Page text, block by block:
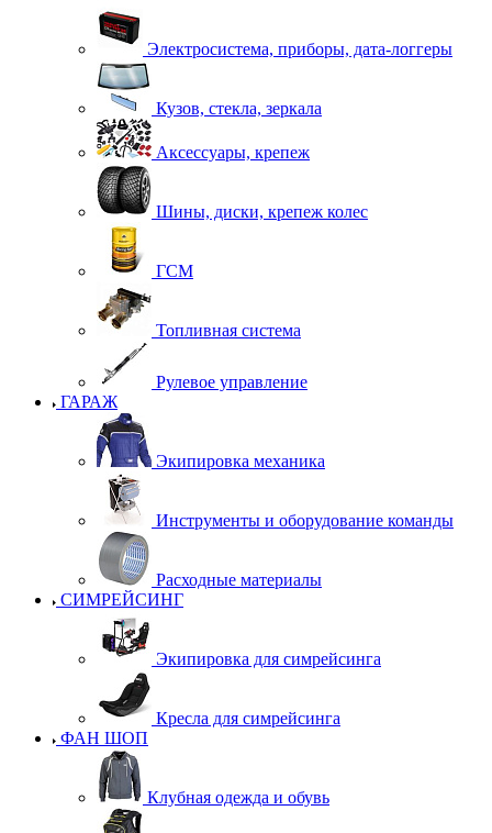
Электросистема, приборы, дата-логгеры
Кузов, стекла, зеркала
Аксессуары, крепеж
Шины, диски, крепеж колес
ГСМ
Топливная система
Рулевое управление
ГАРАЖ
Экипировка механика
Инструменты и оборудование команды
Расходные материалы
СИМРЕЙСИНГ
Экипировка для симрейсинга
Кресла для симрейсинга
ФАН ШОП
Клубная одежда и обувь